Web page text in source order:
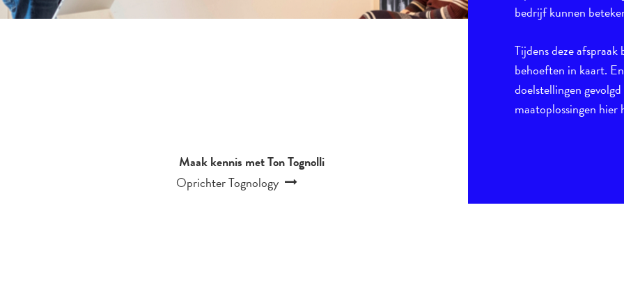
Maak kennis met Ton Tognolli
Oprichter Tognology
bedrijf kunnen
Tijdens deze afspraak
behoeften in kaart.
doelstellingen
maatoplossingen hier